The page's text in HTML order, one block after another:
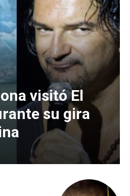
visitó El
su gira